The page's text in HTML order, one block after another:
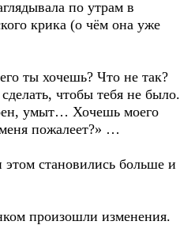
по утрам в
крика (о чём она уже
ты хочешь? Что не так?
чтобы тебя не было.
умыт… Хочешь моего
пожалеет?» …
становились больше и
произошли изменения.